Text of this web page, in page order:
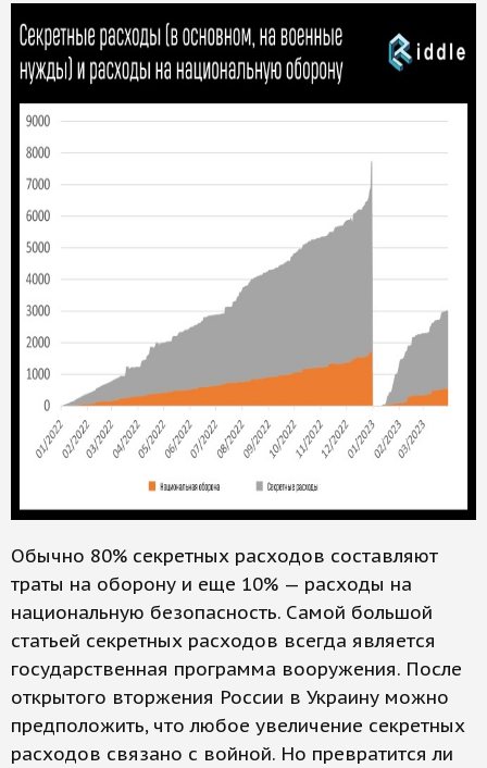
Обычно 80% секретных расходов составляют
траты на оборону и еще 10% — расходы на
национальную безопасность. Самой большой
статьей секретных расходов всегда является
государственная программа вооружения. После
открытого вторжения России в Украину можно
предположить, что любое увеличение секретных
расходов связано с войной. Но превратится ли